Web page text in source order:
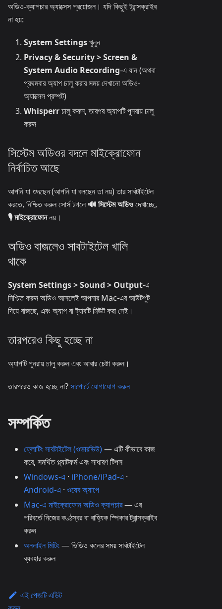
অডিও-ক্যাপচার অ্যাক্সেস প্রয়োজন। যদি কিছুই ট্রান্সক্রাইব
না হয়:
System Settingsখুলুন
Privacy & Security > Screen &
System Audio Recording-এ যান (অথবা
প্রথমবার অ্যাপ চালু করার সময় দেখানো অডিও-
অ্যাক্সেস প্রম্পট)
Whisperrচালু করুন, তারপর অ্যাপটি পুনরায় চালু
করুন
সিস্টেম অডিওর বদলে মাইক্রোফোন
নির্বাচিত আছে
আপনি যা শুনছেন(আপনি যা বলছেন তা নয়) তার সাবটাইটেল
করতে, নিশ্চিত করুন সোর্স টগলে 🔊 সিস্টেম অডিওদেখাচ্ছে,
🎙️ মাইক্রোফোননয়।
অডিও বাজলেও সাবটাইটেল খালি
থাকে
System Settings > Sound > Output-এ
নিশ্চিত করুন অডিও আসলেই আপনার Mac-এর আউটপুট
দিয়ে বাজছে, এবং অ্যাপ বা ট্যাবটি মিউট করা নেই।
তারপরেও কিছু হচ্ছে না
অ্যাপটি পুনরায় চালু করুন এবং আবার চেষ্টা করুন।
তারপরেও কাজ হচ্ছে না?সাপোর্টে যোগাযোগ করুন
সম্পর্কিত
ফ্লোটিং সাবটাইটেল (ওভারভিউ)— এটি কীভাবে কাজ
করে, সমর্থিত প্ল্যাটফর্ম এবং সাধারণ টিপস
Windows-এ · iPhone/iPad-এ ·
Android-এ · ওয়েব অ্যাপে
Mac-এ মাইক্রোফোন অডিও ক্যাপচার— এর
পরিবর্তে নিজের কণ্ঠস্বর বা বাহ্যিক স্পিকার ট্রান্সক্রাইব
করুন
অনলাইন মিটিং— ভিডিও কলের সময় সাবটাইটেল
ব্যবহার করুন
এই পেজটি এডিট